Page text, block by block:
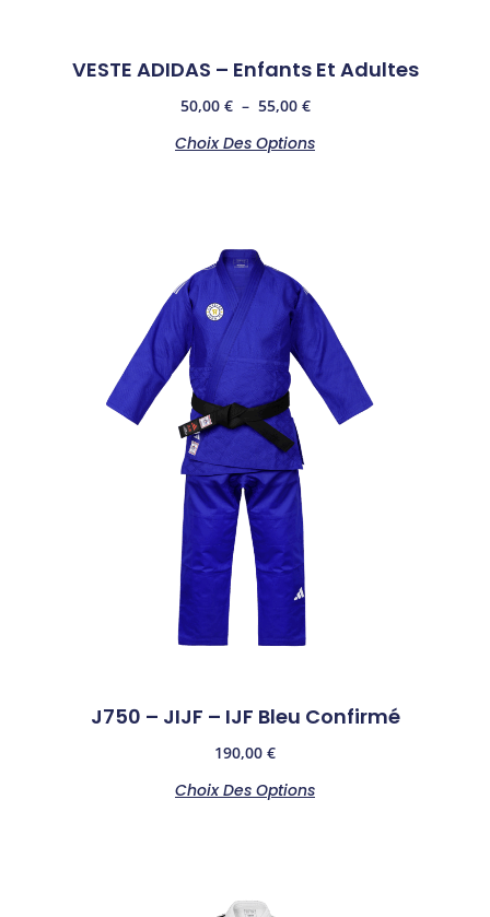
VESTE ADIDAS – Enfants Et Adultes
50,00 € – 55,00 €
Choix Des Options
J750 – JIJF – IJF Bleu Confirmé
190,00 €
Choix Des Options